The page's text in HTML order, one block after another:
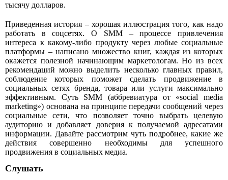
тысячу долларов.
Приведенная история – хорошая иллюстрация того, как надо
работать в соцсетях. О SMM – процессе привлечения
интереса к какому-либо продукту через любые социальные
платформы – написано множество книг, каждая из которых
окажется полезной начинающим маркетологам. Но из всех
рекомендаций можно выделить несколько главных правил,
соблюдение которых поможет сделать продвижение в
социальных сетях бренда, товара или услуги максимально
эффективным. Суть SMM (аббревиатура от «social media
marketing») основана на принципе передачи сообщений через
социальные сети, что позволяет точно выбрать целевую
аудиторию и добавляет доверия к получаемой адресатами
информации. Давайте рассмотрим чуть подробнее, какие же
действия совершенно необходимы для успешного
продвижения в социальных медиа.
Слушать